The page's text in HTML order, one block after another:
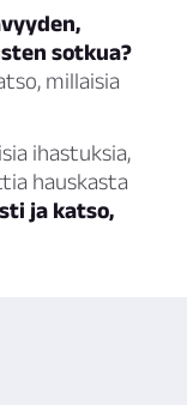
sotkua?
millaisia
ihastuksia,
hauskasta
ja katso,